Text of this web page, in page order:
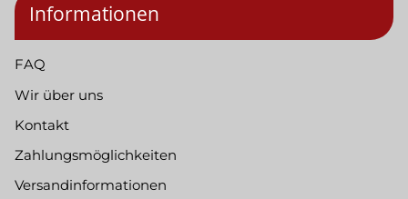
Informationen
FAQ
Wir über uns
Kontakt
Zahlungsmöglichkeiten
Versandinformationen